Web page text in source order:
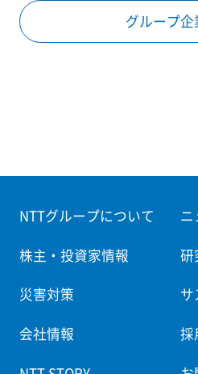
グループ企
NTTグループについて ニ
株主・投資家情報 研
災害対策 サ
会社情報 採